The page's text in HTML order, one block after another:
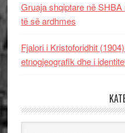
Gruaja shqiptare në
të së ardhmes
Fjalori i Kristoforidhit
etnogjeografik dhe i